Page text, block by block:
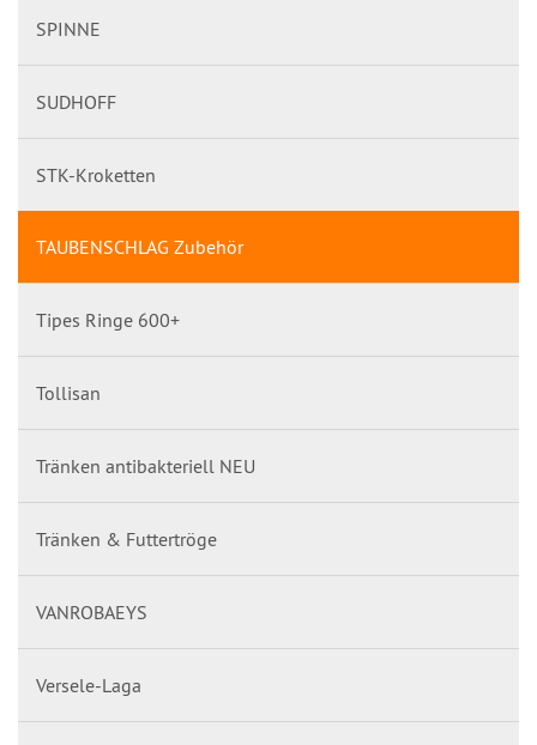
SPINNE
SUDHOFF
STK-Kroketten
TAUBENSCHLAG Zubehör
Tipes Ringe 600+
Tollisan
Tränken antibakteriell NEU
Tränken & Futtertröge
VANROBAEYS
Versele-Laga